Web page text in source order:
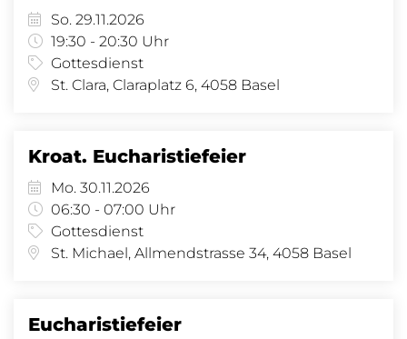
So. 29.11.2026
19:30 - 20:30 Uhr
Gottesdienst
St. Clara, Claraplatz 6, 4058 Basel
Kroat. Eucharistiefeier
Mo. 30.11.2026
06:30 - 07:00 Uhr
Gottesdienst
St. Michael, Allmendstrasse 34, 4058 Basel
Eucharistiefeier